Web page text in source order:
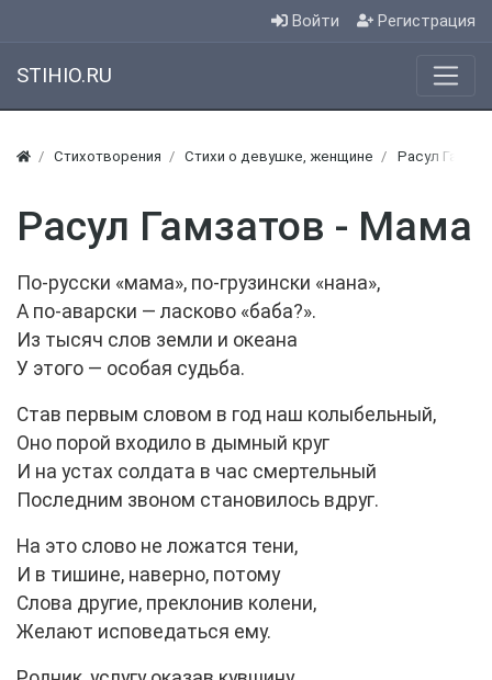
Войти Регистрация
STIHIO.RU
Стихотворения Стихи о девушке, женщине Расул
Расул Гамзатов - Мама
По-русски «мама», по-грузински «нана»,
А по-аварски — ласково «баба?».
Из тысяч слов земли и океана
У этого — особая судьба.
Став первым словом в год наш колыбельный,
Оно порой входило в дымный круг
И на устах солдата в час смертельный
Последним звоном становилось вдруг.
На это слово не ложатся тени,
И в тишине, наверно, потому
Слова другие, преклонив колени,
Желают исповедаться ему.